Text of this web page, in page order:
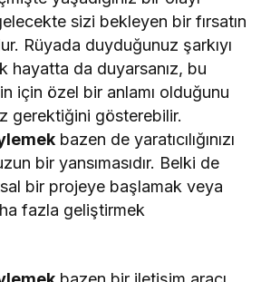
sizi bekleyen bir fırsatın
Rüyada duyduğunuz şarkıyı
hayatta da duyarsanız, bu
için özel bir anlamı olduğunu
gerektiğini gösterebilir.
bazen de yaratıcılığınızı
bir yansımasıdır. Belki de
bir projeye başlamak veya
fazla geliştirmek